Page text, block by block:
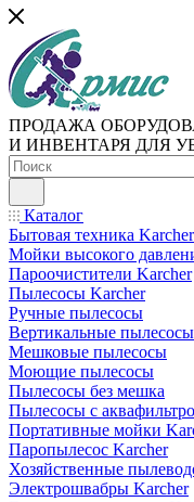
ПРОДАЖА
И ИНВЕНТАРЯ ДЛЯ
Каталог
Бытовая техника Karcher
Мойки высокого
Пароочистители Karcher
Пылесосы Karcher
Ручные пылесосы
Вертикальные пылесосы
Мешковые пылесосы
Моющие пылесосы
Пылесосы без мешка
Пылесосы с
Портативные мойки
Паропылесос Karcher
Хозяйственные
Электрошвабры Karcher